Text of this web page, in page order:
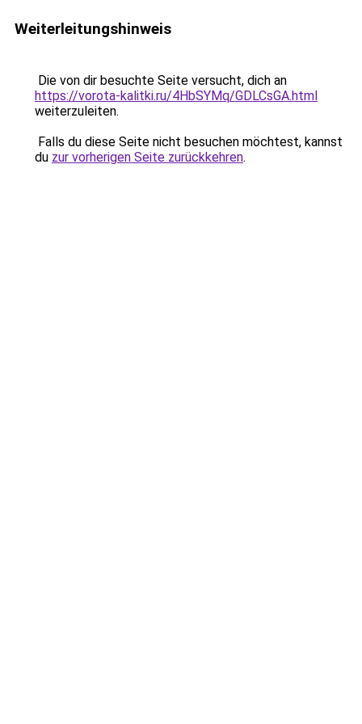
Weiterleitungshinweis
Die von dir besuchte Seite versucht, dich an
https://vorota-kalitki.ru/4HbSYMq/GDLCsGA.html
weiterzuleiten.
Falls du diese Seite nicht besuchen möchtest, kannst
du zur vorherigen Seite zurückkehren.